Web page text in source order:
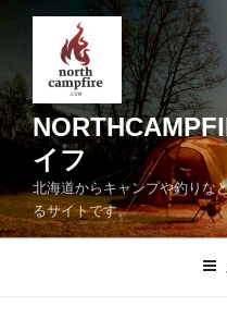
ン
ツ
へ
キ
ッ
イフ
北海道からキャンプや釣りな
るサイトです。